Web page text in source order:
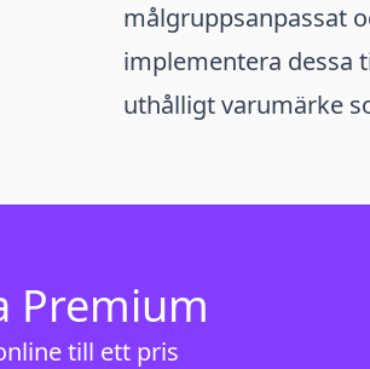
målgruppsanpassat
implementera dessa
uthålligt varumärke
Premium
till ett pris